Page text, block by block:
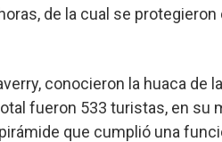
de la cual se
conocieron la huaca de la
fueron 533 turistas, en su
que cumplió una